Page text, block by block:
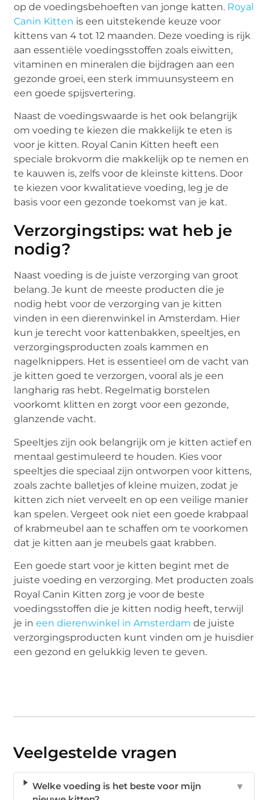
op de voedingsbehoeften van jonge katten. Royal
Canin Kitten is een uitstekende keuze voor
kittens van 4 tot 12 maanden. Deze voeding is rijk
aan essentiële voedingsstoffen zoals eiwitten,
vitaminen en mineralen die bijdragen aan een
gezonde groei, een sterk immuunsysteem en
een goede spijsvertering.
Naast de voedingswaarde is het ook belangrijk
om voeding te kiezen die makkelijk te eten is
voor je kitten. Royal Canin Kitten heeft een
speciale brokvorm die makkelijk op te nemen en
te kauwen is, zelfs voor de kleinste kittens. Door
te kiezen voor kwalitatieve voeding, leg je de
basis voor een gezonde toekomst van je kat.
Verzorgingstips: wat heb je
nodig?
Naast voeding is de juiste verzorging van groot
belang. Je kunt de meeste producten die je
nodig hebt voor de verzorging van je kitten
vinden in een dierenwinkel in Amsterdam. Hier
kun je terecht voor kattenbakken, speeltjes, en
verzorgingsproducten zoals kammen en
nagelknippers. Het is essentieel om de vacht van
je kitten goed te verzorgen, vooral als je een
langharig ras hebt. Regelmatig borstelen
voorkomt klitten en zorgt voor een gezonde,
glanzende vacht.
Speeltjes zijn ook belangrijk om je kitten actief en
mentaal gestimuleerd te houden. Kies voor
speeltjes die speciaal zijn ontworpen voor kittens,
zoals zachte balletjes of kleine muizen, zodat je
kitten zich niet verveelt en op een veilige manier
kan spelen. Vergeet ook niet een goede krabpaal
of krabmeubel aan te schaffen om te voorkomen
dat je kitten aan je meubels gaat krabben.
Een goede start voor je kitten begint met de
juiste voeding en verzorging. Met producten zoals
Royal Canin Kitten zorg je voor de beste
voedingsstoffen die je kitten nodig heeft, terwijl
je ineen dierenwinkel in Amsterdam de juiste
verzorgingsproducten kunt vinden om je huisdier
een gezond en gelukkig leven te geven.
Veelgestelde vragen
Welke voeding is het beste voor mijn
▼